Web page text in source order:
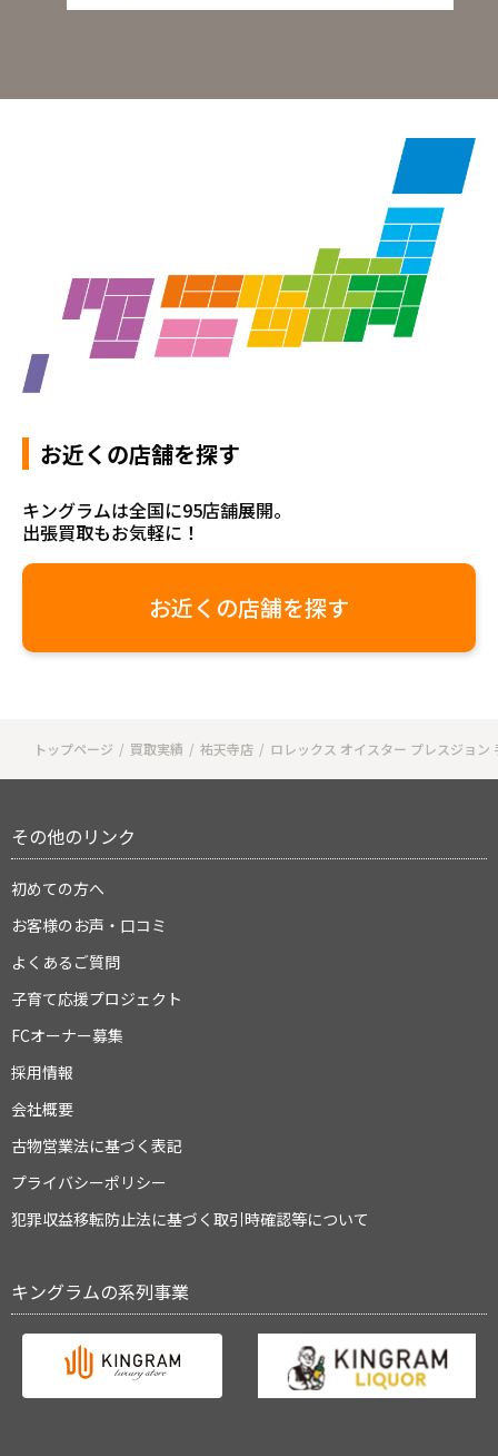
お近くの店舗を探す
キングラムは全国に95店舗展開。
出張買取もお気軽に！
お近くの店舗を探す
トップページ 買取実績 祐天寺店 ロレックス オイスター プレスジョン
その他のリンク
初めての方へ
お客様のお声・口コミ
よくあるご質問
子育て応援プロジェクト
FCオーナー募集
採用情報
会社概要
古物営業法に基づく表記
プライバシーポリシー
犯罪収益移転防止法に基づく取引時確認等について
キングラムの系列事業